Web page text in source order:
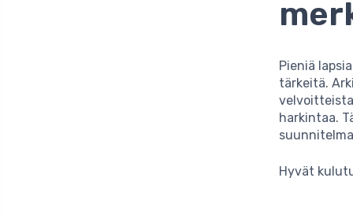
Pieniä
tärkeitä.
harkintaa.
Hyvät